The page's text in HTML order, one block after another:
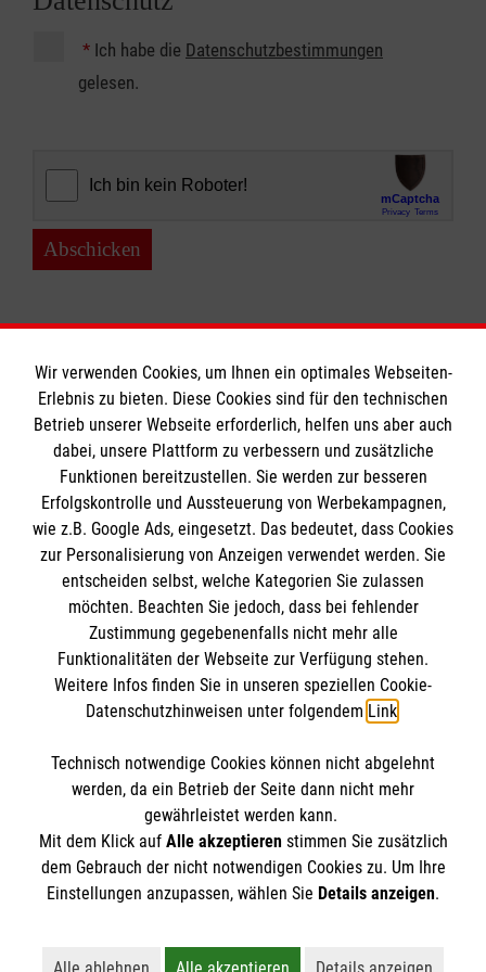
* Ich habe die Datenschutzbestimmungen
gelesen.
Abschicken
Informationen
Impressum
Datenschutz
Kontakt
Die Malteser
Malteser in Deutschland
Malteserorden
Sharepoint
Spendenkonto
Bank: Pax-Bank
IBAN: DE43370601201201225317
BIC: GENODED1PA7
Reference
So finden Sie uns
27749 Delmenhorst
Der Malteser Hilfsdienst e.V. ist als eingetragene
Gewerbesteuer befreit.
Wir verwenden Cookies, um Ihnen ein optimales Webseiten-
Erlebnis zu bieten. Diese Cookies sind für den technischen
Betrieb unserer Webseite erforderlich, helfen uns aber auch
dabei, unsere Plattform zu verbessern und zusätzliche
Funktionen bereitzustellen. Sie werden zur besseren
Erfolgskontrolle und Aussteuerung von Werbekampagnen,
wie z.B. Google Ads, eingesetzt. Das bedeutet, dass Cookies
zur Personalisierung von Anzeigen verwendet werden. Sie
entscheiden selbst, welche Kategorien Sie zulassen
möchten. Beachten Sie jedoch, dass bei fehlender
Zustimmung gegebenenfalls nicht mehr alle
Funktionalitäten der Webseite zur Verfügung stehen.
Weitere Infos finden Sie in unseren speziellen Cookie-
Datenschutzhinweisen unter folgendem Link.
Technisch notwendige Cookies können nicht abgelehnt
werden, da ein Betrieb der Seite dann nicht mehr
gewährleistet werden kann.
Mit dem Klick auf Alle akzeptierenstimmen Sie zusätzlich
dem Gebrauch der nicht notwendigen Cookies zu. Um Ihre
Einstellungen anzupassen, wählen Sie Details anzeigen.